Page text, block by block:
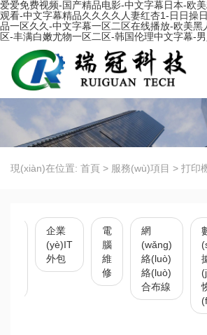
爱爱免费视频-国产精品电影-中文字幕日本-欧
观看-中文字幕精品久久久久人妻红杏1-日日操
品一区久久-中文字幕一区二区在线播放-欧美黑
区-丰满白嫩尤物一区二区-韩国伦理中文字幕-
瑞冠科技-重慶監(jiān)控安裝維修,江北電腦維
修,門禁門磁考勤,重慶海康大華監(jiān)控,,銷售
(shù)據(jù)恢復(fù)
現(xiàn)在位置: 首頁 > 服務(wù)項目 > 打印
企業
(yè)IT
外包
電
腦
維
修
網
(wǎng)
絡(luò)
絡(luò)
合布線